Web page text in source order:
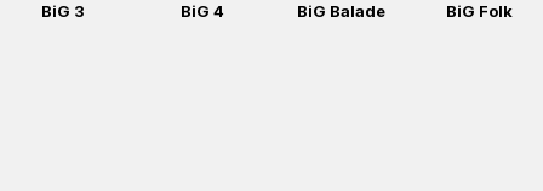
BiG 3 BiG 4 BiG Balade BiG Folk